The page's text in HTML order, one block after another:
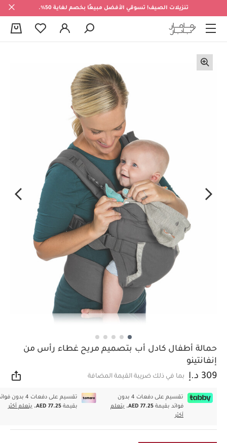
تنزيلات الصيف! تسوقي الأفضل مبيعًا بخصم لغاية 50%.
حمالة أطفال كادل أب بتصميم مريح غطاء رأس من
إنفانتينو
309 د.إ بما في ذلك ضريبة القيمة المضافة
تقسيم على دفعات 4 بدون
فوائد بقيمة AED 77.25.
يتعلم
أكثر
تقسيم على دفعات 4 بدون
بقيمةAED 77.25. يتعلم أكثر